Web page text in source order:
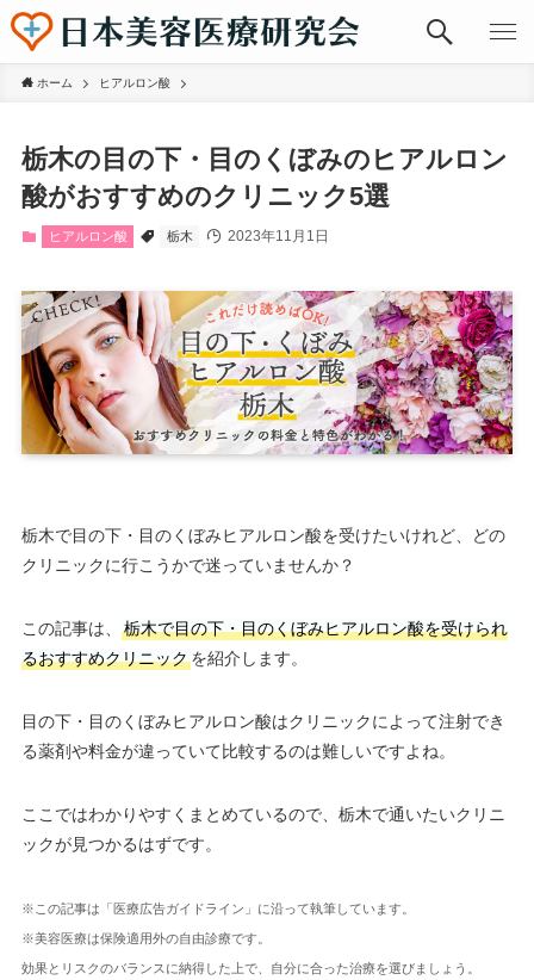
ホーム ヒアルロン酸
栃木の目の下・目のくぼみのヒアルロン
酸がおすすめのクリニック5選
ヒアルロン酸 栃木 2023年11月1日
栃木で目の下・目のくぼみヒアルロン酸を受けたいけれど、どの
クリニックに行こうかで迷っていませんか？
この記事は、
栃木で目の下・目のくぼみヒアルロン酸を受けられ
るおすすめクリニックを紹介します。
目の下・目のくぼみヒアルロン酸はクリニックによって注射でき
る薬剤や料金が違っていて比較するのは難しいですよね。
ここではわかりやすくまとめているので、栃木で通いたいクリニ
ックが見つかるはずです。
※この記事は「医療広告ガイドライン」に沿って執筆しています。
※美容医療は保険適用外の自由診療です。
効果とリスクのバランスに納得した上で、自分に合った治療を選びましょう。